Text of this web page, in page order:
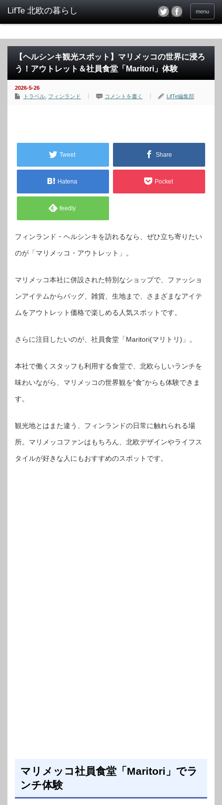
menu
【ヘルシンキ観光スポット】マリメッコの世界に浸ろ
う！アウトレット＆社員食堂「Maritori」体験
2026-5-26
トラベル フィンランド コメントを書く LifTe編集部
Tweet Share
Hatena Pocket
feedly
フィンランド・ヘルシンキを訪れるなら、ぜひ立ち寄りたい
のが「マリメッコ・アウトレット」。
マリメッコ本社に併設された特別なショップで、ファッショ
ンアイテムからバッグ、雑貨、生地まで、さまざまなアイテ
ムをアウトレット価格で楽しめる人気スポットです。
さらに注目したいのが、社員食堂「Maritori(マリトリ)」。
本社で働くスタッフも利用する食堂で、北欧らしいランチを
味わいながら、マリメッコの世界観を“食”からも体験できま
す。
観光地とはまた違う、フィンランドの日常に触れられる場
所。マリメッコファンはもちろん、北欧デザインやライフス
タイルが好きな人にもおすすめのスポットです。
マリメッコ社員食堂「Maritori」でラ
ンチ体験